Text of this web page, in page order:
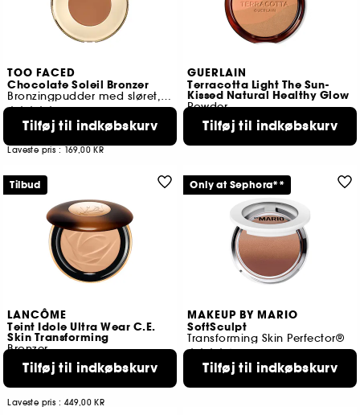
TOO FACED
Chocolate Soleil Bronzer
Bronzingpudder med sløret, mat finish
3
139,00 KR
Laveste pris : 169,00 KR
Tilføj til indkøbskurv
GUERLAIN
Terracotta Light The Sun-
Kissed Natural Healthy Glow
Powder
359,00 KR
Laveste pris
Tilføj til indkøbskurv
LANCÔME
Teint Idole Ultra Wear C.E.
Skin Transforming
Bronzer
1
339,00 KR
Laveste pris : 449,00 KR
Tilføj til indkøbskurv
Tilbud
MAKEUP BY MARIO
SoftSculpt
Transforming Skin Perfector®
105
269,00 KR
Tilføj til indkøbskurv
Only at Sephora**